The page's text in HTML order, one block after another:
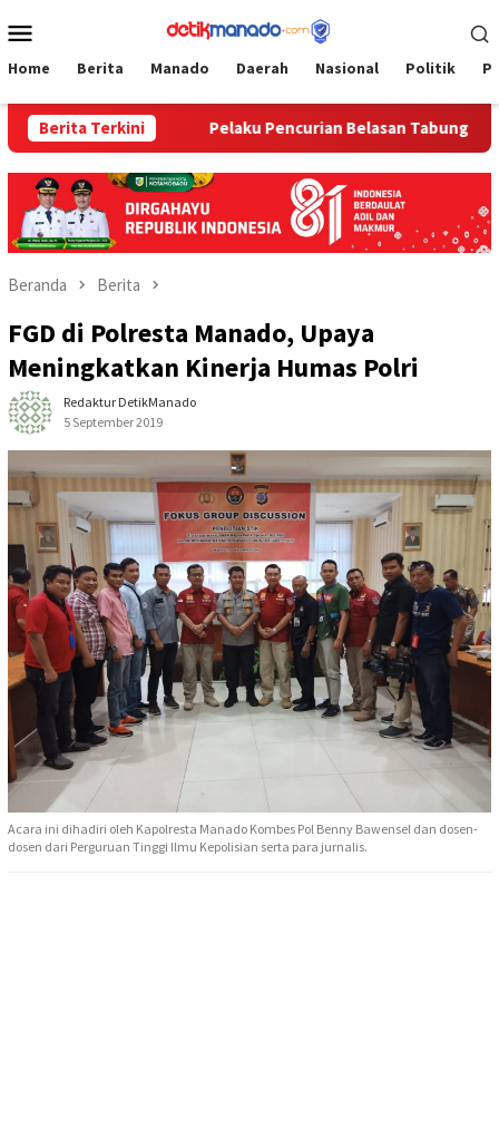
ke
Mobile
Home Berita Manado Daerah Nasional Politik
Berita Terkini
Timur Pelaku Pencurian Belasan Tabung Gas dan
Beranda Berita
FGD di Polresta Manado, Upaya
Meningkatkan Kinerja Humas Polri
Redaktur DetikManado
5 September 2019
Acara ini dihadiri oleh Kapolresta Manado Kombes Pol Benny Bawensel dan dosen-
dosen dari Perguruan Tinggi Ilmu Kepolisian serta para jurnalis.